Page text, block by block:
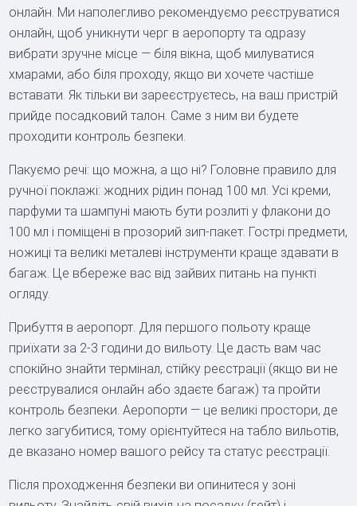
онлайн. Ми наполегливо рекомендуємо реєструватися
онлайн, щоб уникнути черг в аеропорту та одразу
вибрати зручне місце — біля вікна, щоб милуватися
хмарами, або біля проходу, якщо ви хочете частіше
вставати. Як тільки ви зареєструєтесь, на ваш пристрій
прийде посадковий талон. Саме з ним ви будете
проходити контроль безпеки.
Пакуємо речі: що можна, а що ні? Головне правило для
ручної поклажі: жодних рідин понад 100 мл. Усі креми,
парфуми та шампуні мають бути розлиті у флакони до
100 мл і поміщені в прозорий зип-пакет. Гострі предмети,
ножиці та великі металеві інструменти краще здавати в
багаж. Це вбереже вас від зайвих питань на пункті
огляду.
Прибуття в аеропорт. Для першого польоту краще
приїхати за 2-3 години до вильоту. Це дасть вам час
спокійно знайти термінал, стійку реєстрації (якщо ви не
реєструвалися онлайн або здаєте багаж) та пройти
контроль безпеки. Аеропорти — це великі простори, де
легко загубитися, тому орієнтуйтеся на табло вильотів,
де вказано номер вашого рейсу та статус реєстрації.
Після проходження безпеки ви опинитеся у зоні